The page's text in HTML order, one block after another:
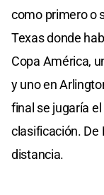
como primero o
Texas donde
Copa América,
y uno en
final se jugaría
clasificación. De
distancia.